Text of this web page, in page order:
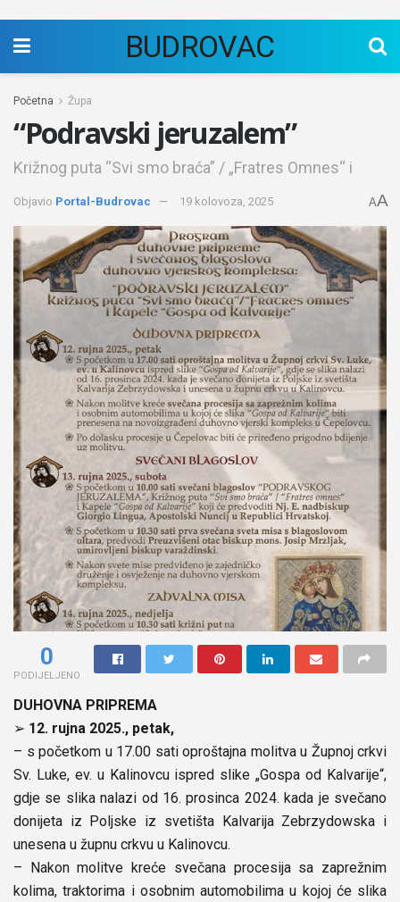
BUDROVAC
Početna Župa
“Podravski jeruzalem”
Križnog puta “Svi smo braća” / „Fratres Omnes“ i
Objavio Portal-Budrovac 19 kolovoza, 2025 AA
0
PODIJELJENO
DUHOVNA PRIPREMA
➢ 12. rujna 2025., petak,
– s početkom u 17.00 sati oproštajna molitva u Župnoj crkvi
Sv. Luke, ev. u Kalinovcu ispred slike „Gospa od Kalvarije“,
gdje se slika nalazi od 16. prosinca 2024. kada je svečano
donijeta iz Poljske iz svetišta Kalvarija Zebrzydowska i
unesena u župnu crkvu u Kalinovcu.
– Nakon molitve kreće svečana procesija sa zaprežnim
kolima, traktorima i osobnim automobilima u kojoj će slika